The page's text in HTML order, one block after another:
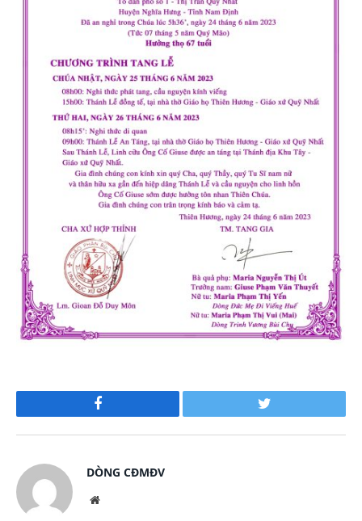
Facebook Twitter
DÒNG CĐMĐV
Website